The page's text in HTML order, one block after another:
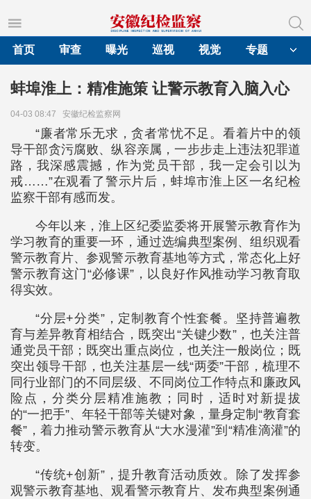
首页
审查 曝光 巡视 视觉 专题
蚌埠淮上：精准施策 让警示教育入脑入心
04-03 08:47 安徽纪检监察网
“廉者常乐无求，贪者常忧不足。看着片中的领
导干部贪污腐败、纵容亲属，一步步走上违法犯罪道
路，我深感震撼，作为党员干部，我一定会引以为
戒……”在观看了警示片后，蚌埠市淮上区一名纪检
监察干部有感而发。
今年以来，淮上区纪委监委将开展警示教育作为
学习教育的重要一环，通过选编典型案例、组织观看
警示教育片、参观警示教育基地等方式，常态化上好
警示教育这门“必修课”，以良好作风推动学习教育取
得实效。
“分层+分类”，定制教育个性套餐。坚持普遍教
育与差异教育相结合，既突出“关键少数”，也关注普
通党员干部；既突出重点岗位，也关注一般岗位；既
突出领导干部，也关注基层一线“两委”干部，梳理不
同行业部门的不同层级、不同岗位工作特点和廉政风
险点，分类分层精准施教；同时，适时对新提拔
的“一把手”、年轻干部等关键对象，量身定制“教育套
餐”，着力推动警示教育从“大水漫灌”到“精准滴灌”的
转变。
“传统+创新”，提升教育活动质效。除了发挥参
观警示教育基地、观看警示教育片、发布典型案例通